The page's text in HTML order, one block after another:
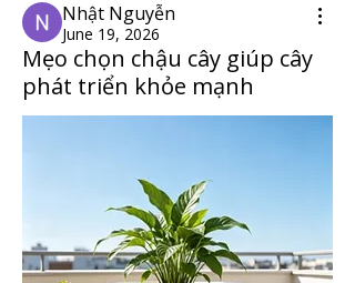
Nhật Nguyễn
June 19, 2026
Mẹo chọn chậu cây giúp cây
phát triển khỏe mạnh